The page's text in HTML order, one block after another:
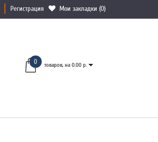
Регистрация Мои закладки (0)
0 товаров, на 0.00 р.